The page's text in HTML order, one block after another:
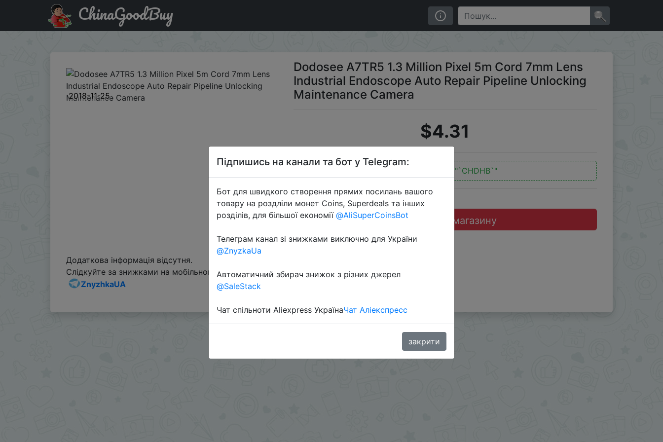
Купити по знижці `CHDHB` Dodosee A7TR5 1.3 Million Pixel 5m Cord 7mm Lens Industrial Endoscope Auto Repair Pipeline Unlocking Maintenance Camera
ChinaGoodBuy
2018-11-25
Dodosee A7TR5 1.3 Million Pixel 5m Cord 7mm Lens
Industrial Endoscope Auto Repair Pipeline Unlocking
Maintenance Camera
$4.31
"`CHDHB`"
Перейти до магазину
Додаткова інформація відсутня.
Слідкуйте за знижками на мобільному, в телеграм каналі:
ZnyzhkaUA
Підпишись на канали та бот у Telegram:
Бот для швидкого створення прямих посилань вашого
товару на роздліли монет Coins, Superdeals та інших
розділів, для більшої економії @AliSuperCoinsBot
Телеграм канал зі знижками виключно для України
@ZnyzkaUa
Автоматичний збирач знижок з різних джерел
@SaleStack
Чат спільноти Aliexpress УкраїнаЧат Аліекспресс
закрити